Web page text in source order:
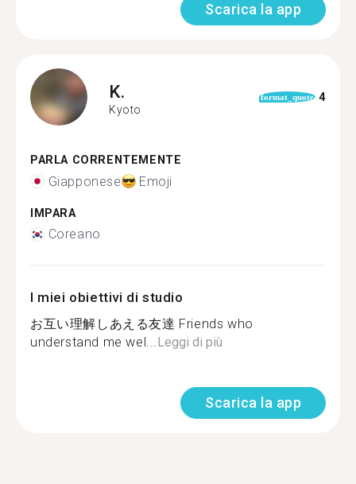
Scarica la app
K.
Kyoto
format_quote 4
PARLA CORRENTEMENTE
Giapponese Emoji
IMPARA
Coreano
I miei obiettivi di studio
お互い理解しあえる友達 Friends who
understand me wel...Leggi di più
Scarica la app